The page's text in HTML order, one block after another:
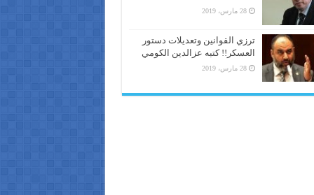
28 مارس، 2019
ترزي القوانين وتعديلات دستور
العسكر!! كتبه عزالدين الكومي
28 مارس، 2019